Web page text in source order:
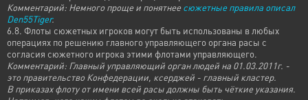
Комментарий: Немного проще и понятнеесюжетные правила описал
Den55Tiger.
6.8. Флоты сюжетных игроков могут быть использованы в любых
операциях по решению главного управляющего органа расы с
согласия сюжетного игрока этими флотами управляющего.
Комментарий: Главный управляющий орган людей на 01.03.2011г. -
это правительство Конфедерации, ксерджей - главный кластер.
В приказах флоту от имени всей расы должны быть чёткие указания.